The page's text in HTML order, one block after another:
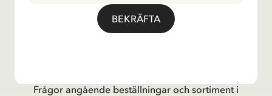
Frågor angående beställningar och sortiment i
BEKRÄFTA